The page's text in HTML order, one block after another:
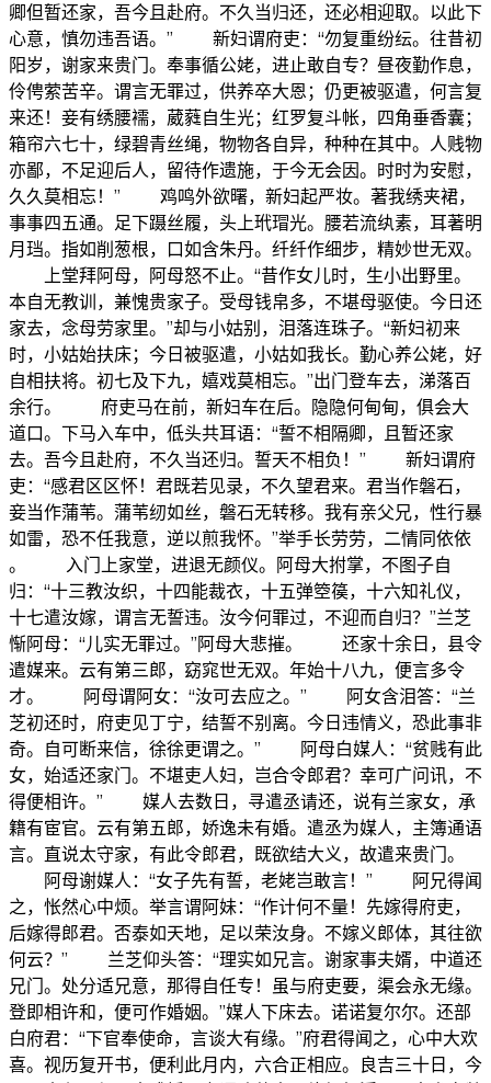
卿但暂还家，吾今且赴府。不久当归还，还必相迎取。以此下
心意，慎勿违吾语。” 新妇谓府吏：“勿复重纷纭。往昔初
阳岁，谢家来贵门。奉事循公姥，进止敢自专？昼夜勤作息，
伶俜萦苦辛。谓言无罪过，供养卒大恩；仍更被驱遣，何言复
来还！妾有绣腰襦，葳蕤自生光；红罗复斗帐，四角垂香囊；
箱帘六七十，绿碧青丝绳，物物各自异，种种在其中。人贱物
亦鄙，不足迎后人，留待作遗施，于今无会因。时时为安慰，
久久莫相忘！” 鸡鸣外欲曙，新妇起严妆。著我绣夹裙，
事事四五通。足下蹑丝履，头上玳瑁光。腰若流纨素，耳著明
月珰。指如削葱根，口如含朱丹。纤纤作细步，精妙世无双。
上堂拜阿母，阿母怒不止。“昔作女儿时，生小出野里。
本自无教训，兼愧贵家子。受母钱帛多，不堪母驱使。今日还
家去，念母劳家里。”却与小姑别，泪落连珠子。“新妇初来
时，小姑始扶床；今日被驱遣，小姑如我长。勤心养公姥，好
自相扶将。初七及下九，嬉戏莫相忘。”出门登车去，涕落百
余行。 府吏马在前，新妇车在后。隐隐何甸甸，俱会大
道口。下马入车中，低头共耳语：“誓不相隔卿，且暂还家
去。吾今且赴府，不久当还归。誓天不相负！” 新妇谓府
吏：“感君区区怀！君既若见录，不久望君来。君当作磐石，
妾当作蒲苇。蒲苇纫如丝，磐石无转移。我有亲父兄，性行暴
如雷，恐不任我意，逆以煎我怀。”举手长劳劳，二情同依依
。 入门上家堂，进退无颜仪。阿母大拊掌，不图子自
归：“十三教汝织，十四能裁衣，十五弹箜篌，十六知礼仪，
十七遣汝嫁，谓言无誓违。汝今何罪过，不迎而自归？”兰芝
惭阿母：“儿实无罪过。”阿母大悲摧。 还家十余日，县令
遣媒来。云有第三郎，窈窕世无双。年始十八九，便言多令
才。 阿母谓阿女：“汝可去应之。” 阿女含泪答：“兰
芝初还时，府吏见丁宁，结誓不别离。今日违情义，恐此事非
奇。自可断来信，徐徐更谓之。” 阿母白媒人：“贫贱有此
女，始适还家门。不堪吏人妇，岂合令郎君？幸可广问讯，不
得便相许。” 媒人去数日，寻遣丞请还，说有兰家女，承
籍有宦官。云有第五郎，娇逸未有婚。遣丞为媒人，主簿通语
言。直说太守家，有此令郎君，既欲结大义，故遣来贵门。
阿母谢媒人：“女子先有誓，老姥岂敢言！” 阿兄得闻
之，怅然心中烦。举言谓阿妹：“作计何不量！先嫁得府吏，
后嫁得郎君。否泰如天地，足以荣汝身。不嫁义郎体，其往欲
何云？” 兰芝仰头答：“理实如兄言。谢家事夫婿，中道还
兄门。处分适兄意，那得自任专！虽与府吏要，渠会永无缘。
登即相许和，便可作婚姻。”媒人下床去。诺诺复尔尔。还部
白府君：“下官奉使命，言谈大有缘。”府君得闻之，心中大欢
喜。视历复开书，便利此月内，六合正相应。良吉三十日，今